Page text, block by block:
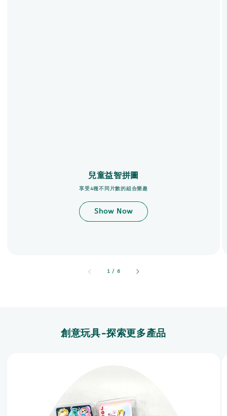
兒童益智拼圖
享受4種不同片數的組合樂趣
Show Now
1 / accessibility.of
6
創意玩具-探索更多產品